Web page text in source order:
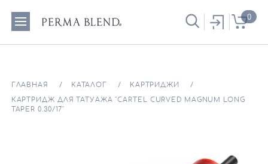
0
ГЛАВНАЯ КАТАЛОГ КАРТРИДЖИ
КАРТРИДЖ ДЛЯ ТАТУАЖА "CARTEL CURVED MAGNUM LONG
TAPER 0.30/17"